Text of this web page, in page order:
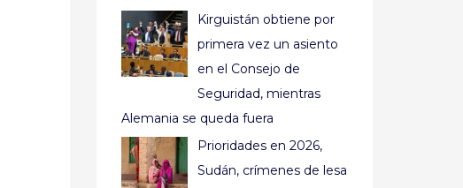
Kirguistán obtiene por
primera vez un asiento
en el Consejo de
Seguridad, mientras
Alemania se queda fuera
Prioridades en 2026,
Sudán, crímenes de lesa